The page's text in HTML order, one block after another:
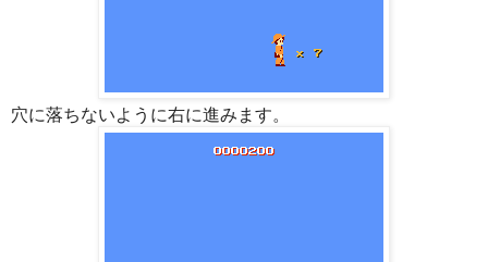
穴に落ちないように右に進みます。